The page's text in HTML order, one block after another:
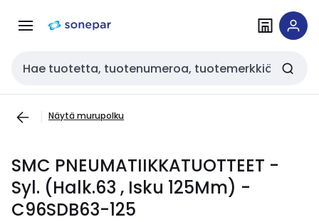
navigointiinsisältöön
Haku
Näytä murupolku
SMC PNEUMATIIKKATUOTTEET -
Syl. (Halk.63 , Isku 125Mm) -
C96SDB63-125